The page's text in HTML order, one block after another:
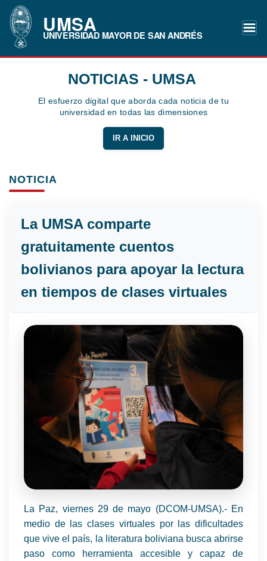
UMSA
UNIVERSIDAD MAYOR DE SAN ANDRÉS
NOTICIAS - UMSA
El esfuerzo digital que aborda cada noticia de tu
universidad en todas las dimensiones
IR A INICIO
NOTICIA
La UMSA comparte
gratuitamente cuentos
bolivianos para apoyar la lectura
en tiempos de clases virtuales
La Paz, viernes 29 de mayo (DCOM-UMSA).- En
medio de las clases virtuales por las dificultades
que vive el país, la literatura boliviana busca abrirse
paso como herramienta accesible y capaz de